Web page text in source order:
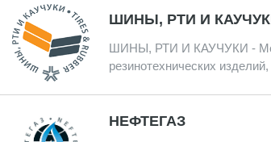
ШИНЫ, РТИ И
ШИНЫ, РТИ И КАУЧУКИ -
резинотехнических
НЕФТЕГАЗ